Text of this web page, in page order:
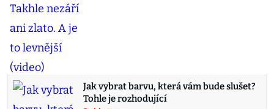
Jak vybrat barvu, která vám bude slušet?
Tohle je rozhodující